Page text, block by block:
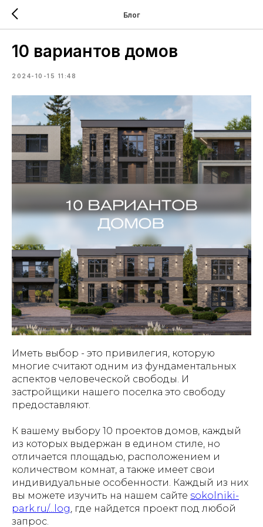
Блог
10 вариантов домов
2024-10-15 11:48
Иметь выбор - это привилегия, которую
многие считают одним из фундаментальных
аспектов человеческой свободы. И
застройщики нашего поселка это свободу
предоставляют.
К вашему выбору 10 проектов домов, каждый
из которых выдержан в едином стиле, но
отличается площадью, расположением и
количеством комнат, а также имеет свои
индивидуальные особенности. Каждый из них
вы можете изучить на нашем сайте sokolniki-
park.ru/...log, где найдется проект под любой
запрос.